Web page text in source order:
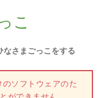
こ
なさまごっこをする
ソフトウェアのた